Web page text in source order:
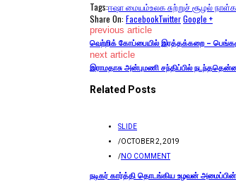
Tags:ஈஷா மையம்உலக சுற்றுச் சூழல் நாள்
Share On: FacebookTwitterGoogle +
previous article
வெற்றிக் கோப்பையில் இரத்தக்கறை –
next article
இராமதாசு அன்புமணி சந்திப்பில்
Related Posts
SLIDE
/OCTOBER 2, 2019
/NO COMMENT
நடிகர் கார்த்தி தொடங்கிய உழவன்